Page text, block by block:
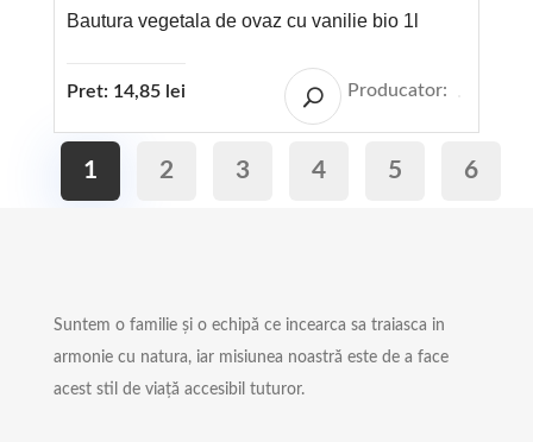
Bautura vegetala de ovaz cu vanilie bio 1l
Pret: 14,85 lei Producator:
1 2 3 4 5 6
Suntem o familie și o echipă ce incearca sa traiasca in
armonie cu natura, iar misiunea noastră este de a face
acest stil de viață accesibil tuturor.